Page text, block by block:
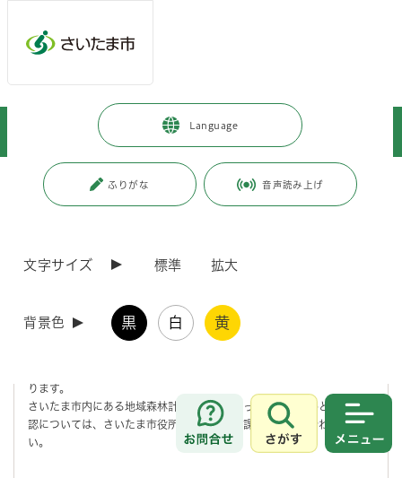
Language
ふりがな 音声読み上げ
文字サイズ 標準 拡大
背景色 黒 白 黄
お問合せ
さがす
暮らし・手続き > まちづくり・交通
伐採及び伐採後の造林届出書等について
更新日付：2024年11月5日 / ページ番号：C017561
森林所有者などが、地域森林計画の対象となっている森林（保安林を除
ります。
さいたま市内にある地域森林計画の対象となっている森林かどうかの確
認については、さいたま市役所農業環境整備課までお問い合わせくださ
い。